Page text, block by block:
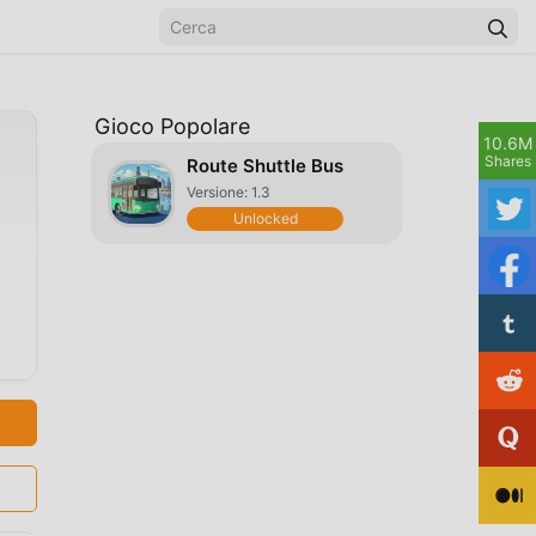
Gioco Popolare
Route Shuttle Bus
Versione: 1.3
Unlocked
10.6M
Shares